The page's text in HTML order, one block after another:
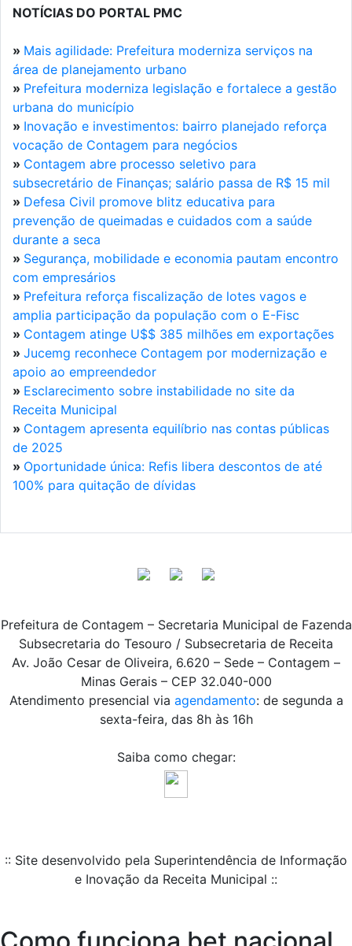
NOTÍCIAS DO PORTAL PMC
» Mais agilidade: Prefeitura moderniza serviços na
área de planejamento urbano
» Prefeitura moderniza legislação e fortalece a gestão
urbana do município
» Inovação e investimentos: bairro planejado reforça
vocação de Contagem para negócios
» Contagem abre processo seletivo para
subsecretário de Finanças; salário passa de R$ 15 mil
» Defesa Civil promove blitz educativa para
prevenção de queimadas e cuidados com a saúde
durante a seca
» Segurança, mobilidade e economia pautam encontro
com empresários
» Prefeitura reforça fiscalização de lotes vagos e
amplia participação da população com o E-Fisc
» Contagem atinge U$$ 385 milhões em exportações
» Jucemg reconhece Contagem por modernização e
apoio ao empreendedor
» Esclarecimento sobre instabilidade no site da
Receita Municipal
» Contagem apresenta equilíbrio nas contas públicas
de 2025
» Oportunidade única: Refis libera descontos de até
100% para quitação de dívidas
Prefeitura de Contagem – Secretaria Municipal de Fazenda
Subsecretaria do Tesouro / Subsecretaria de Receita
Av. João Cesar de Oliveira, 6.620 – Sede – Contagem –
Minas Gerais – CEP 32.040-000
Atendimento presencial via agendamento: de segunda a
sexta-feira, das 8h às 16h
Saiba como chegar:
:: Site desenvolvido pela Superintendência de Informação
e Inovação da Receita Municipal ::